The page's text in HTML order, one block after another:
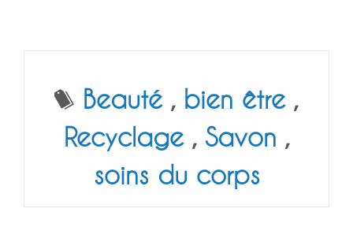
Beauté, bien être,
Recyclage, Savon ,
soins du corps